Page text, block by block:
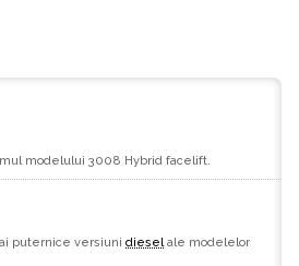
modelului 3008 Hybrid facelift.
puternice versiuni dieselale modelelor